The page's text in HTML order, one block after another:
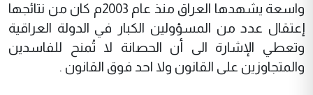
واسعة يشهدها العراق منذ عام 2003م كان من نتائجها
إعتقال عدد من المسؤولين الكبار في الدولة العراقية
وتعطي الإشارة الى أن الحصانة لا تُمنح للفاسدين
والمتجاوزين على القانون ولا احد فوق القانون .